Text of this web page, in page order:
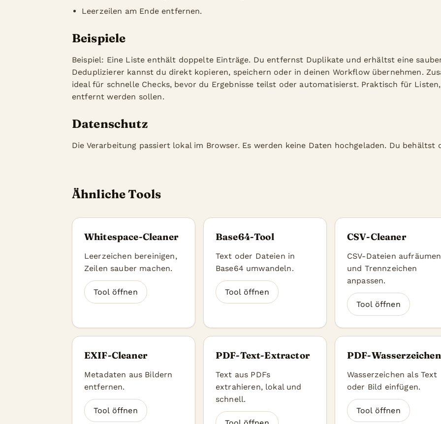
Leerzeilen am Ende entfernen.
Beispiele
Beispiel: Eine Liste enthält doppelte Einträge. Du entfernst Duplikate und erhältst eine
Deduplizierer kannst du direkt kopieren, speichern oder in deinen Workflow übernehmen.
ideal für schnelle Checks, bevor du Ergebnisse teilst oder automatisierst. Praktisch für
entfernt werden sollen.
Datenschutz
Die Verarbeitung passiert lokal im Browser. Es werden keine Daten hochgeladen. Du
Ähnliche Tools
Whitespace-Cleaner
Leerzeichen bereinigen,
Zeilen sauber machen.
Tool öffnen
Base64-Tool
Text oder Dateien in
Base64 umwandeln.
Tool öffnen
CSV-Cleaner
CSV-Dateien aufräumen
und Trennzeichen
anpassen.
Tool öffnen
EXIF-Cleaner
Metadaten aus Bildern
entfernen.
Tool öffnen
PDF-Text-Extractor
Text aus PDFs
extrahieren, lokal und
schnell.
PDF-Wasserzeichen
Wasserzeichen als Text
oder Bild einfügen.
Tool öffnen